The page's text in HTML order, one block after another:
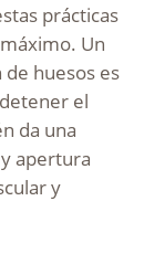
prácticas
Un
huesos es
el
da una
apertura
y